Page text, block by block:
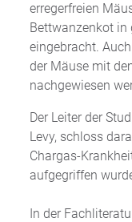
erregerfreien
Bettwanzenkot in
eingebracht.
der Mäuse mit
nachgewiesen
Der Leiter der
Levy, schloss
Chargas-
aufgegriffen
In der